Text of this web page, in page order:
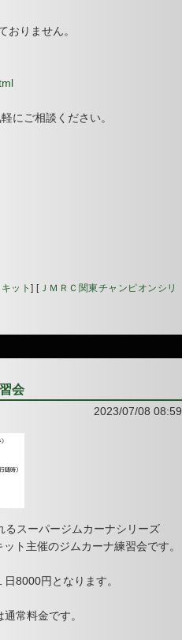
おりません。
にご相談ください。
ット ] [ＪＭＲＣ関東チャンピオンシリ
会
2023/07/08 08:59
スーパージムカーナシリーズ
ト主催のジムカーナ練習会です。
8000円となります。
常料金です。